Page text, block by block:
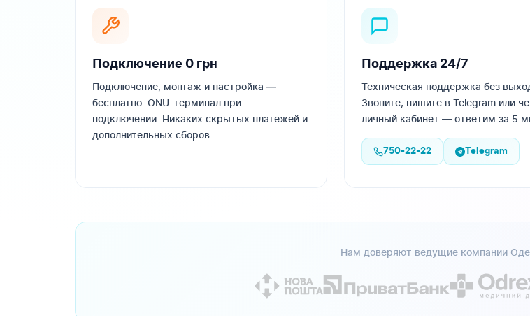
Подключение 0 грн
Подключение, монтаж и настройка —
бесплатно. ONU-терминал при
подключении. Никаких скрытых платежей и
дополнительных сборов.
Поддержка 24/7
Техническая поддержка без
Звоните, пишите в Telegram или
личный кабинет — ответим за 5
750-22-22 Telegram
Нам доверяют ведущие компании